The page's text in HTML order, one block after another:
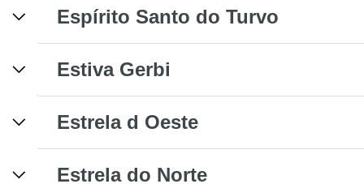
Espírito Santo do Turvo
Estiva Gerbi
Estrela d Oeste
Estrela do Norte